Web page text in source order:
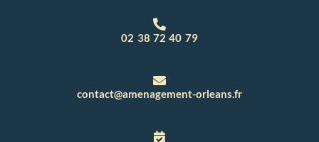
02 38 72 40 79
contact@amenagement-orleans.fr